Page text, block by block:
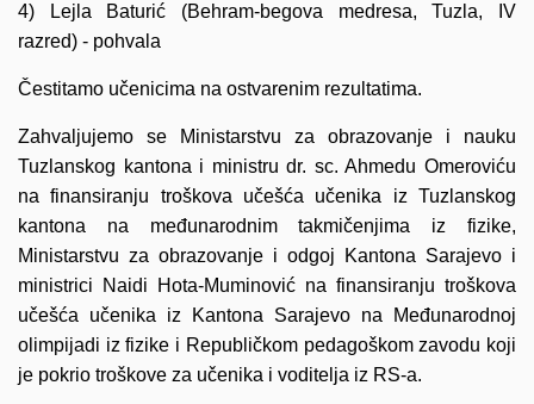
4) Lejla Baturić (Behram-begova medresa, Tuzla, IV
razred) - pohvala
Čestitamo učenicima na ostvarenim rezultatima.
Zahvaljujemo se Ministarstvu za obrazovanje i nauku
Tuzlanskog kantona i ministru dr. sc. Ahmedu Omeroviću
na finansiranju troškova učešća učenika iz Tuzlanskog
kantona na međunarodnim takmičenjima iz fizike,
Ministarstvu za obrazovanje i odgoj Kantona Sarajevo i
ministrici Naidi Hota-Muminović na finansiranju troškova
učešća učenika iz Kantona Sarajevo na Međunarodnoj
olimpijadi iz fizike i Republičkom pedagoškom zavodu koji
je pokrio troškove za učenika i voditelja iz RS-a.